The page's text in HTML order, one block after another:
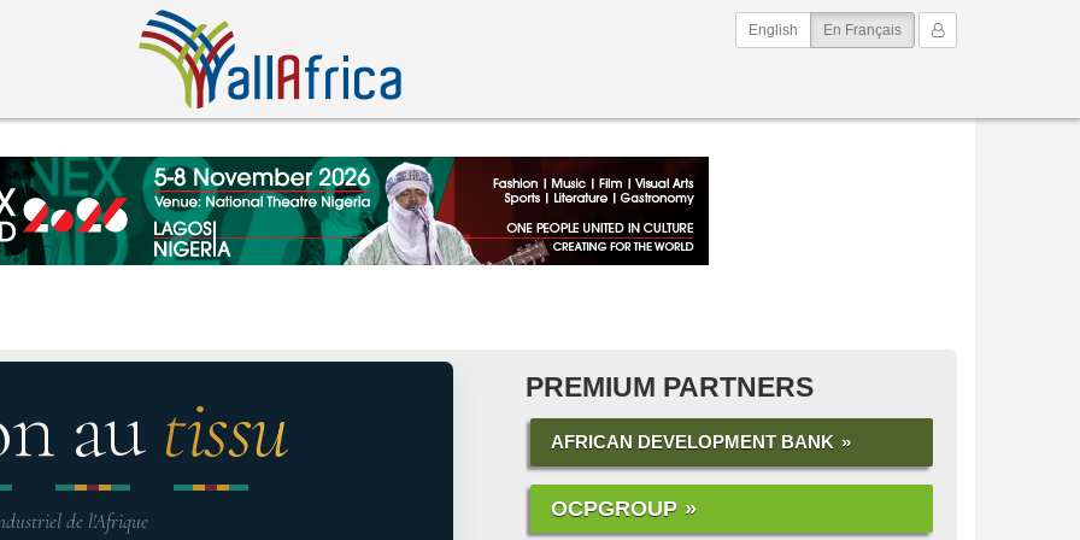
Mon Compte
English En Français(current)
au tissu
de l'Afrique
PREMIUM PARTNERS
AFRICAN DEVELOPMENT BANK
OCPGROUP